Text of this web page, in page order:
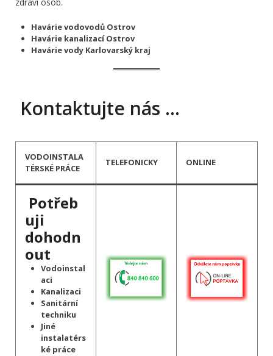
zdraví osob.
Havárie vodovodů Ostrov
Havárie kanalizací Ostrov
Havárie vody Karlovarský kraj
Kontaktujte nás …
VODOINSTALA
TÉRSKÉ PRÁCE
TELEFONICKY ONLINE
Potřeb
uji
dohodn
out
Vodoinstal
aci
Kanalizaci
Sanitární
techniku
Jiné
instalatérs
ké práce